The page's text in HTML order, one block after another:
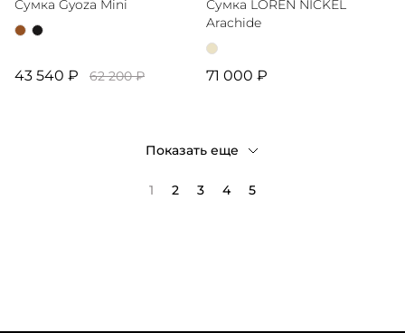
Сумка Gyoza Mini
43 540 ₽ 62 200 ₽
Сумка LOREN NICKEL
Arachide
71 000 ₽
Показать еще
1 2 3 4 5